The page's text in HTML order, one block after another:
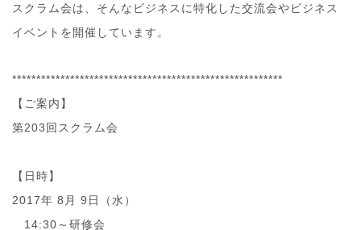
スクラム会は、そんなビジネスに特化した交流会やビジネ ス
イベントを開催しています。
********************************************************
【ご案内】
第203回スクラム会
【日時】
2017年 8月 9日（水）
14:30～研修会